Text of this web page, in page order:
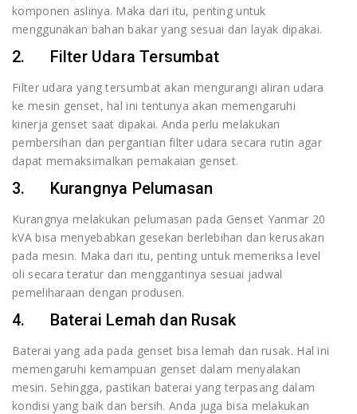
komponen aslinya. Maka dari itu, penting untuk
menggunakan bahan bakar yang sesuai dan layak dipakai.
2. Filter Udara Tersumbat
Filter udara yang tersumbat akan mengurangi aliran udara
ke mesin genset, hal ini tentunya akan memengaruhi
kinerja genset saat dipakai. Anda perlu melakukan
pembersihan dan pergantian filter udara secara rutin agar
dapat memaksimalkan pemakaian genset.
3. Kurangnya Pelumasan
Kurangnya melakukan pelumasan pada Genset Yanmar 20
kVA bisa menyebabkan gesekan berlebihan dan kerusakan
pada mesin. Maka dari itu, penting untuk memeriksa level
oli secara teratur dan menggantinya sesuai jadwal
pemeliharaan dengan produsen.
4. Baterai Lemah dan Rusak
Baterai yang ada pada genset bisa lemah dan rusak. Hal ini
memengaruhi kemampuan genset dalam menyalakan
mesin. Sehingga, pastikan baterai yang terpasang dalam
kondisi yang baik dan bersih. Anda juga bisa melakukan